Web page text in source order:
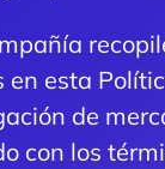
esta
de
con los